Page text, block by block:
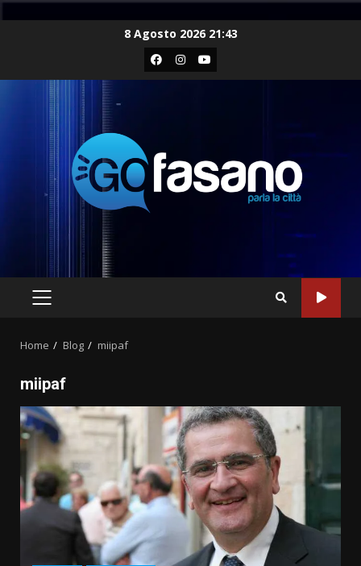
8 Agosto 2026 21:43
Facebook
Instagram
Youtube
PRIMARY
Home Blog miipaf
miipaf